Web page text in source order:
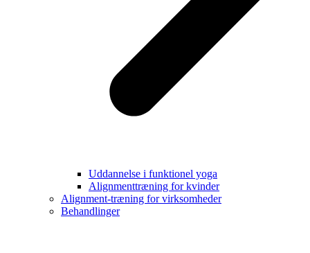
Uddannelse i funktionel yoga
Alignmenttræning for kvinder
Alignment-træning for virksomheder
Behandlinger